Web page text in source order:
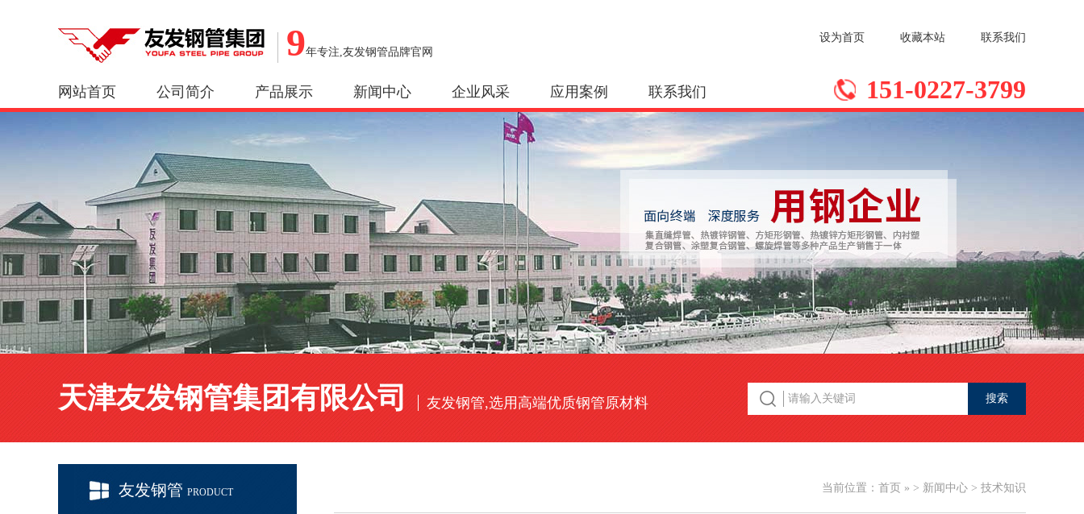
9年专注,友发钢管品牌官网
设为首页 收藏本站 联系我们
网站首页 公司简介 产品展示 新闻中心 企业风采 应用案例 联系我们 151-0227-3799
天津友发钢管集团有限公司 友发钢管,选用高端优质钢管原材料
友发钢管 PRODUCT 当前位置： 首页 » > 新闻中心 > 技术知识